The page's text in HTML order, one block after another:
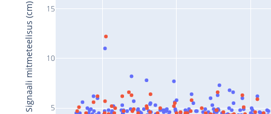
5
10
15
Signaali mitmeteelisus (cm)